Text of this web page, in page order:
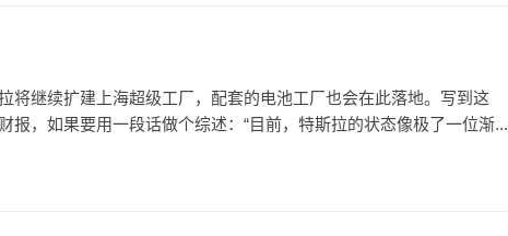
将继续扩建上海超级工厂，配套的电池工厂也会在此落地。写到这
报，如果要用一段话做个综述：“目前，特斯拉的状态像极了一位渐...